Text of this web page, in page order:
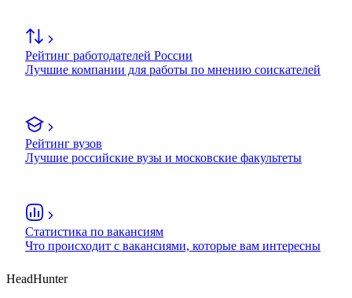
Рейтинг работодателей России
Лучшие компании для работы по мнению соискателей
Рейтинг вузов
Лучшие российские вузы и московские факультеты
Статистика по вакансиям
Что происходит с вакансиями, которые вам интересны
HeadHunter